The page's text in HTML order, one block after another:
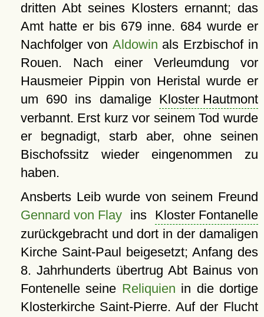
dritten Abt seines Klosters ernannt; das
Amt hatte er bis 679 inne. 684 wurde er
Nachfolger von Aldowin als Erzbischof in
Rouen. Nach einer Verleumdung vor
Hausmeier Pippin von Heristal wurde er
um 690 ins damalige Kloster Hautmont
verbannt. Erst kurz vor seinem Tod wurde
er begnadigt, starb aber, ohne seinen
Bischofssitz wieder eingenommen zu
haben.
Ansberts Leib wurde von seinem Freund
Gennard von Flayins Kloster Fontanelle
zurückgebracht und dort in der damaligen
Kirche Saint-Paul beigesetzt; Anfang des
8. Jahrhunderts übertrug Abt Bainus von
Fontenelle seine Reliquien in die dortige
Klosterkirche Saint-Pierre. Auf der Flucht